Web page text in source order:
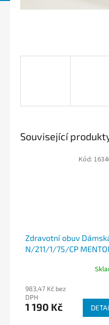
Související
Zdravotní obuv
N/211/1/75/CP MENTOL
983,47 Kč bez
DPH
1 190 Kč
Kód: